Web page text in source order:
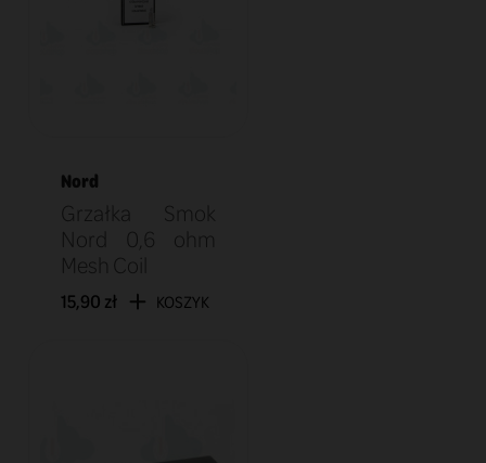
Nord
Grzałka Smok
Nord 0,6 ohm
Mesh Coil
15,90 zł KOSZYK